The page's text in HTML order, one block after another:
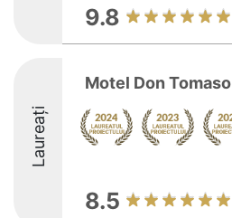
9.8
Laureați
Motel Don Tomaso
8.5